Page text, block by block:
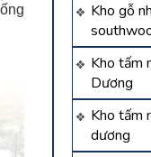
Kho gỗ
Kho tấm
Dương
Kho tấm
dương